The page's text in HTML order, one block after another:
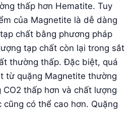
thấp hơn Hematite. Tuy
của Magnetite là dễ dàng
chất bằng phương pháp
tạp chất còn lại trong sắt
thường thấp. Đặc biệt, quá
từ quặng Magnetite thường
CO2 thấp hơn và chất lượng
cũng có thể cao hơn. Quặng